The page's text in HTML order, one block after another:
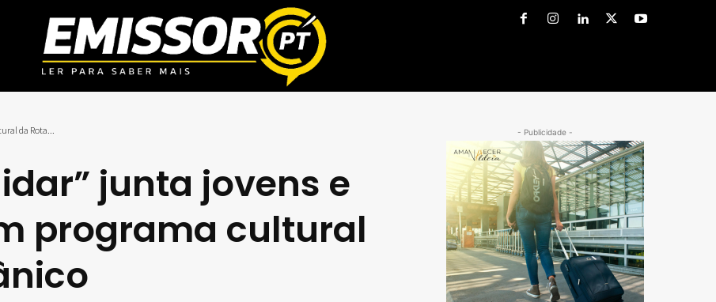
da Rota...
junta jovens e
programa cultural
- Publicidade -